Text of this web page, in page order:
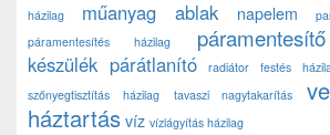
házilag
műanyag ablak napelem
páramentesítés házilag
páramentesítő
készülék párátlanító radiátor festés
szőnyegtisztítás házilag tavaszi nagytakarítás
háztartás víz vízlágyítás házilag